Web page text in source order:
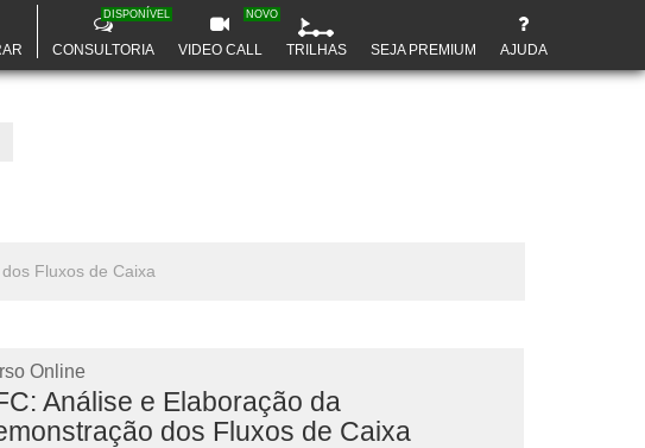
CONSULTORIA
DISPONÍVEL
VIDEO CALL
NOVO
TRILHAS SEJA PREMIUM AJUDA
Fluxos de Caixa
Online
Análise e Elaboração da
dos Fluxos de Caixa